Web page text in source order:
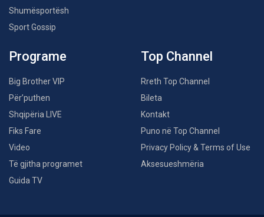
Shumësportësh
Sport Gossip
Programe
Big Brother VIP
Për’puthen
Shqipëria LIVE
Fiks Fare
Video
Të gjitha programet
Guida TV
Top Channel
Rreth Top Channel
Bileta
Kontakt
Puno në Top Channel
Privacy Policy & Terms of Use
Aksesueshmëria